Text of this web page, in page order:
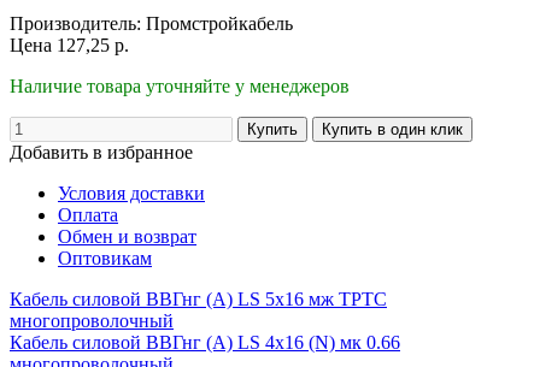
Производитель: Промстройкабель
Цена 127,25 р.
Наличие товара уточняйте у менеджеров
Добавить в избранное
Условия доставки
Оплата
Обмен и возврат
Оптовикам
Кабель силовой ВВГнг (А) LS 5х16 мж ТРТС
многопроволочный
Кабель силовой ВВГнг (А) LS 4х16 (N) мк 0.66